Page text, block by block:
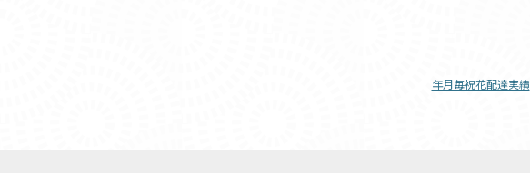
年月毎祝花配達実績